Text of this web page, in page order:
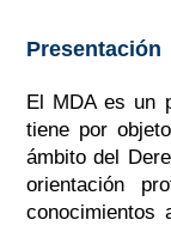
Presentación
El MDA es un
tiene por
ámbito del
orientación
conocimientos